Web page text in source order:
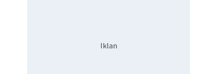
Iklan